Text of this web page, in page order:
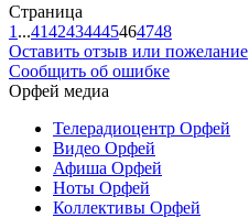
Страница
1 ...4142434445464748
Оставить отзыв или пожелание
Сообщить об ошибке
Орфей медиа
Телерадиоцентр Орфей
Видео Орфей
Афиша Орфей
Ноты Орфей
Коллективы Орфей